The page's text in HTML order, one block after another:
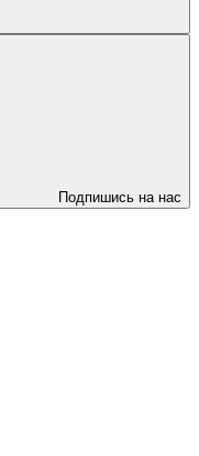
Подпишись на нас